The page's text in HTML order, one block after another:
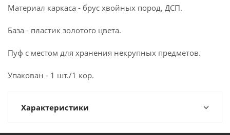
Материал каркаса - брус хвойных пород, ДСП.
База - пластик золотого цвета.
Пуф с местом для хранения некрупных предметов.
Упакован - 1 шт./1 кор.
Характеристики